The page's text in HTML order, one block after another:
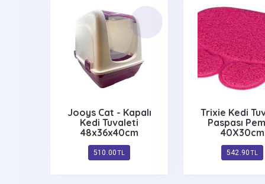
Jooys Cat - Kapalı
Kedi Tuvaleti
48x36x40cm
510.00TL
Trixie Kedi
Paspası
40X30cm
542.90TL